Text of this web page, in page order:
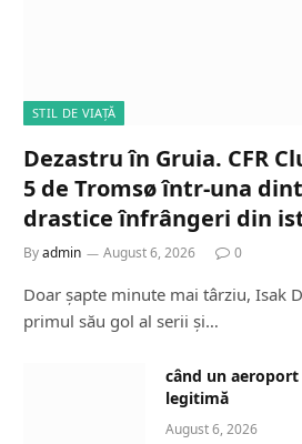
STIL DE VIAȚĂ
Dezastru în Gruia. CFR
5 de Tromsø într-una
drastice înfrângeri din
Byadmin August 6, 2026 0
Doar șapte minute mai târziu, Isak
primul său gol al serii și…
când un
legitimă
August 6, 2026